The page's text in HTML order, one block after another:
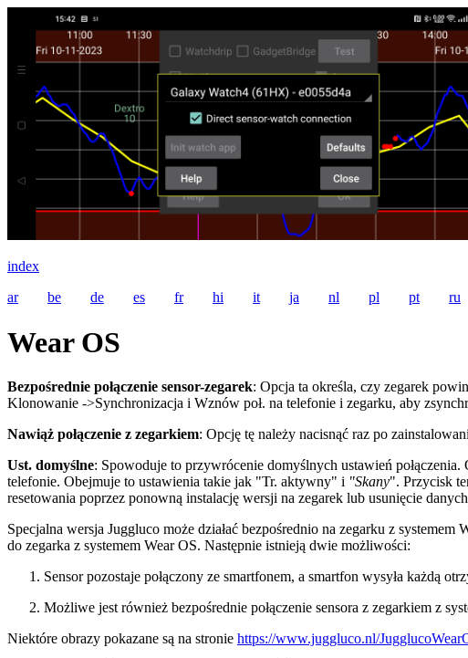
index
ar
be de es fr hi it ja nl pl pt ru
Wear OS
Bezpośrednie połączenie sensor-zegarek: Opcja ta określa, czy zegarek
Klonowanie ->Synchronizacja i Wznów poł. na telefonie i zegarku, aby
Nawiąż połączenie z zegarkiem: Opcję tę należy nacisnąć raz po
Ust. domyślne: Spowoduje to przywrócenie domyślnych ustawień
telefonie. Obejmuje to ustawienia takie jak "Tr. aktywny" i "Skany". Przycisk
resetowania poprzez ponowną instalację wersji na zegarek lub usunięcie
Specjalna wersja Juggluco może działać bezpośrednio na zegarku z
do zegarka z systemem Wear OS. Następnie istnieją dwie możliwości:
Sensor pozostaje połączony ze smartfonem, a smartfon wysyła każdą
Możliwe jest również bezpośrednie połączenie sensora z zegarkiem z
Niektóre obrazy pokazane są na stronie https://www.juggluco.nl/